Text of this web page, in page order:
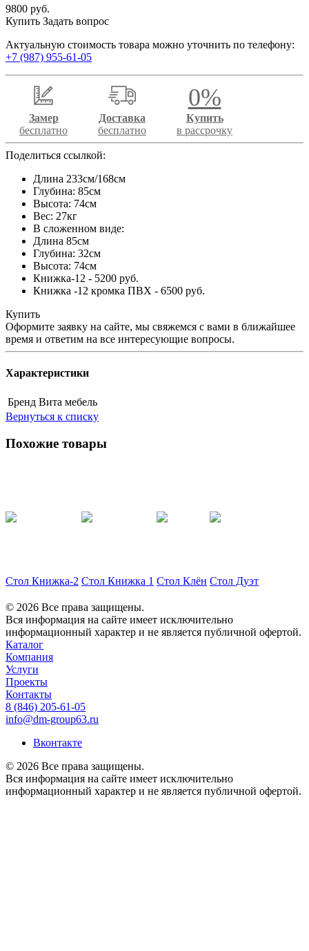
9800 руб.
Купить Задать вопрос
Актуальную стоимость товара можно уточнить по телефону:
+7 (987) 955-61-05
Замер
бесплатно
Доставка
бесплатно
0%
Купить
в рассрочку
Поделиться ссылкой:
Длина 233см/168см
Глубина: 85см
Высота: 74см
Вес: 27кг
В сложенном виде:
Длина 85см
Глубина: 32см
Высота: 74см
Книжка-12 - 5200 руб.
Книжка -12 кромка ПВХ - 6500 руб.
Купить
Оформите заявку на сайте, мы свяжемся с вами в ближайшее
время и ответим на все интересующие вопросы.
Характеристики
Бренд Вита мебель
Вернуться к списку
Похожие товары
Стол Книжка-2 Стол Книжка 1 Стол Клён Стол Дуэт
© 2026 Все права защищены.
Вся информация на сайте имеет исключительно
информационный характер и не является публичной офертой.
Каталог
Компания
Услуги
Проекты
Контакты
8 (846) 205-61-05
info@dm-group63.ru
Вконтакте
© 2026 Все права защищены.
Вся информация на сайте имеет исключительно
информационный характер и не является публичной офертой.